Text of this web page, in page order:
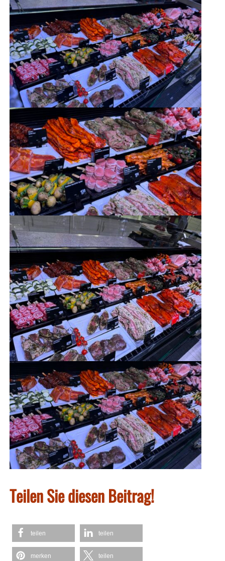
Teilen Sie diesen Beitrag!
teilen teilen
merken teilen